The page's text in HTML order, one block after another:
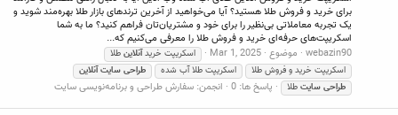
برای خرید و فروش طلا هستید؟ آیا می‌خواهید از آخرین ترندهای بازار طلا بهره‌مند شوید و
یک تجربه معاملاتی بی‌نظیر را برای خود و مشتریان‌تان فراهم کنید؟ ما به شما
اسکریپت‌های حرفه‌ای خرید و فروش طلا را معرفی می‌کنیم که...
webazin90 موضوع Mar 1, 2025 اسکریپت خریدآنلاین طلا
اسکریپت خرید و فروش طلا
اسکریپت طلا آب شده طراحی سایت آنلاین
طراحی سایت طلا پاسخ ها: 0 انجمن: سفارش طراحی و برنامه‌نویسی سایت